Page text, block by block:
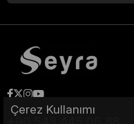
Çerez Kullanımı